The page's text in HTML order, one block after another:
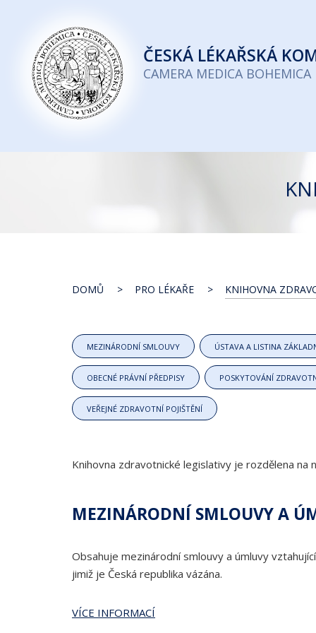
Česká
lékařská
komora
ČESKÁ LÉKAŘSKÁ
CAMERA MEDICA BOHEMICA
DOMŮ PRO LÉKAŘE KNIHOVNA
MEZINÁRODNÍ SMLOUVY ÚSTAVA A LISTINA
OBECNÉ PRÁVNÍ PŘEDPISY POSKYTOVÁNÍ
VEŘEJNÉ ZDRAVOTNÍ POJIŠTĚNÍ
Knihovna zdravotnické legislativy je rozdělena na
MEZINÁRODNÍ SMLOUVY A
Obsahuje mezinárodní smlouvy a úmluvy
jimiž je Česká republika vázána.
VÍCE INFORMACÍ